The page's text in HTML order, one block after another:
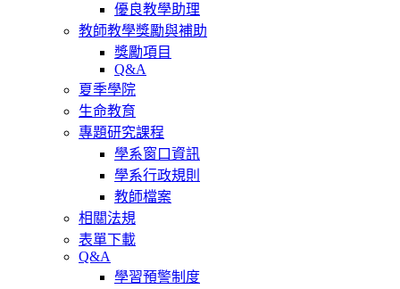
優良教學助理
教師教學獎勵與補助
獎勵項目
Q&A
夏季學院
生命教育
專題研究課程
學系窗口資訊
學系行政規則
教師檔案
相關法規
表單下載
Q&A
學習預警制度